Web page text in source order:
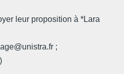
leur proposition à *Lara
;